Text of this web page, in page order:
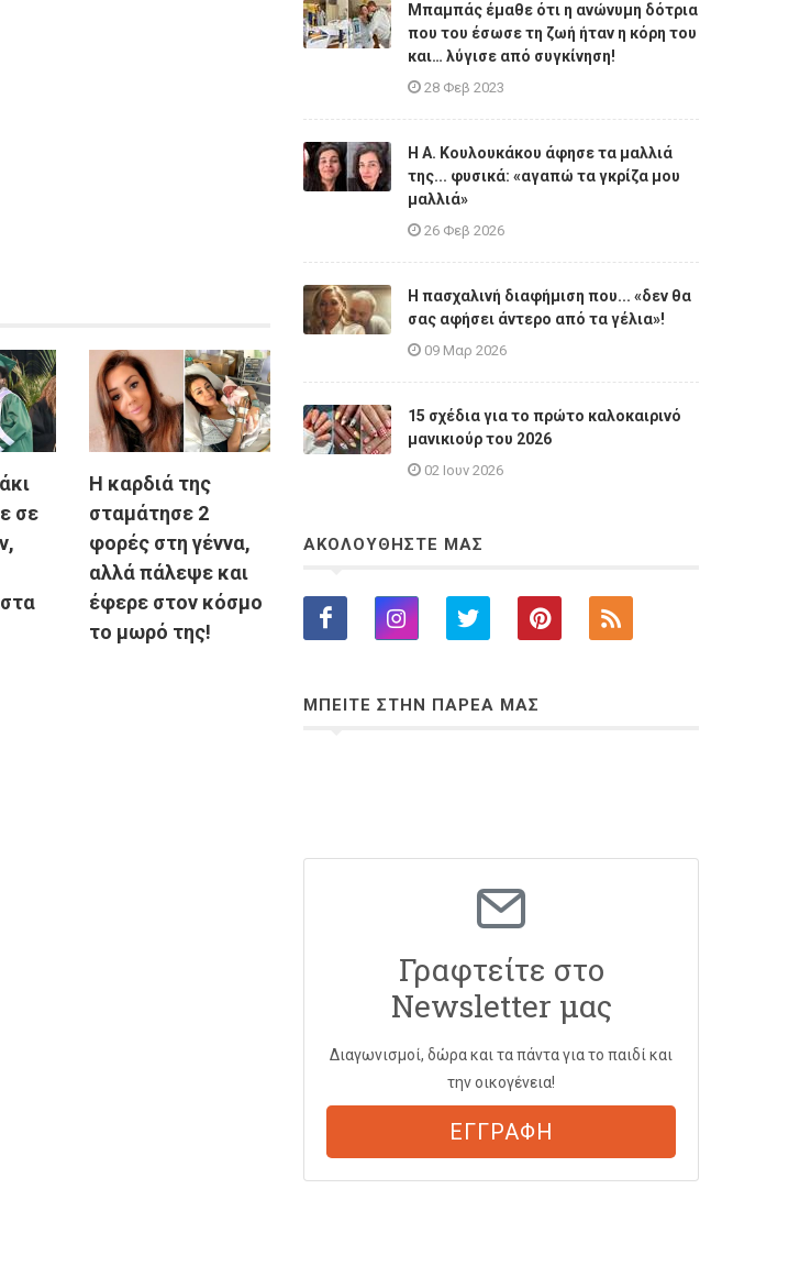
σε
H καρδιά της
σταμάτησε 2
φορές στη γέννα,
αλλά πάλεψε και
έφερε στον κόσμο
το μωρό της!
Μπαμπάς έμαθε ότι η ανώνυμη δότρια
που του έσωσε τη ζωή ήταν η κόρη του
και… λύγισε από συγκίνηση!
28 Φεβ 2023
Η A. Κουλουκάκου άφησε τα μαλλιά
της... φυσικά: «αγαπώ τα γκρίζα μου
μαλλιά»
26 Φεβ 2026
Η πασχαλινή διαφήμιση που... «δεν θα
σας αφήσει άντερο από τα γέλια»!
09 Μαρ 2026
15 σχέδια για το πρώτο καλοκαιρινό
μανικιούρ του 2026
02 Ιουν 2026
ΑΚΟΛΟΥΘΗΣΤΕ ΜΑΣ
ΜΠΕΙΤΕ ΣΤΗΝ ΠΑΡΕΑ ΜΑΣ
Γραφτείτε στο
Newsletter μας
Διαγωνισμοί, δώρα και τα πάντα για το παιδί και
την οικογένεια!
ΕΓΓΡΑΦΗ